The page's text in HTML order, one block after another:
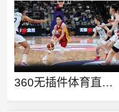
360无插件体育直播手机版